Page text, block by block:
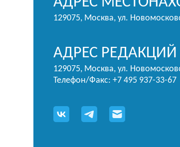
129075, Москва, ул.
АДРЕС РЕДАКЦИЙ
129075, Москва, ул.
Телефон/Факс: +7 495 937-33-67